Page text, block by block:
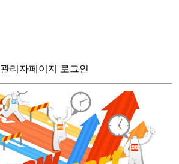
관리자페이지 로그인